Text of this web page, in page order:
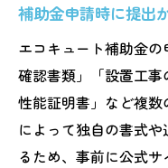
補助金申請時に提出
エコキュート補助金
確認書類」「設置工
性能証明書」など複
によって独自の書式
るため、事前に公式